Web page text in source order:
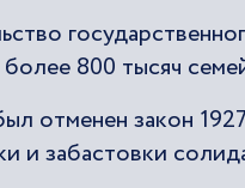
800 тысяч
отменен закон
и забастовки